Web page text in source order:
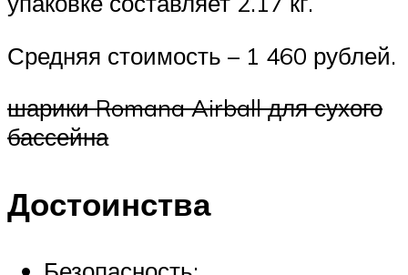
Средняя стоимость – 1 460 рублей.
шарики Romana Airball для сухого
бассейна
Достоинства